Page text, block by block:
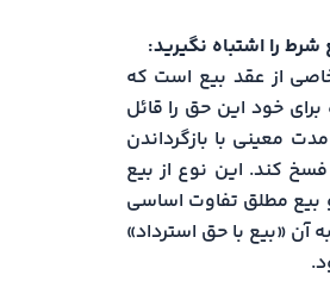
را اشتباه نگیرید:
از عقد بیع است که
خود این حق را قائل
معینی با بازگرداندن
فسخ کند. این نوع از بیع
بیع مطلق تفاوت اساسی
آن «بیع با حق استرداد»